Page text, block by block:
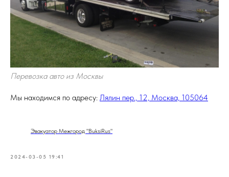
Перевозка авто из Москвы
Мы находимся по адресу: Лялин пер., 12, Москва, 105064
Эвакуатор Межгород "BuksiRus"
2024-03-05 19:41